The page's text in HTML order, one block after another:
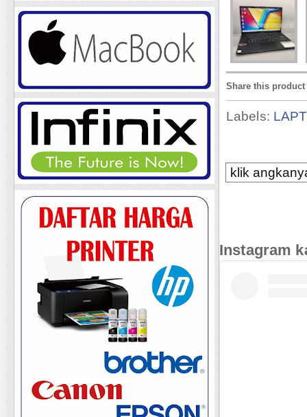
Share this product
Labels:
klik
Instagram